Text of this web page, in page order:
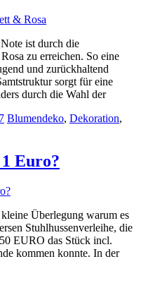
ist durch die
zu erreichen. So eine
und zurückhaltend
sorgt für eine
durch die Wahl der
Blumendeko, Dekoration,
Euro?
Überlegung warum es
Stuhlhussenverleihe, die
EURO das Stück incl.
kommen konnte. In der